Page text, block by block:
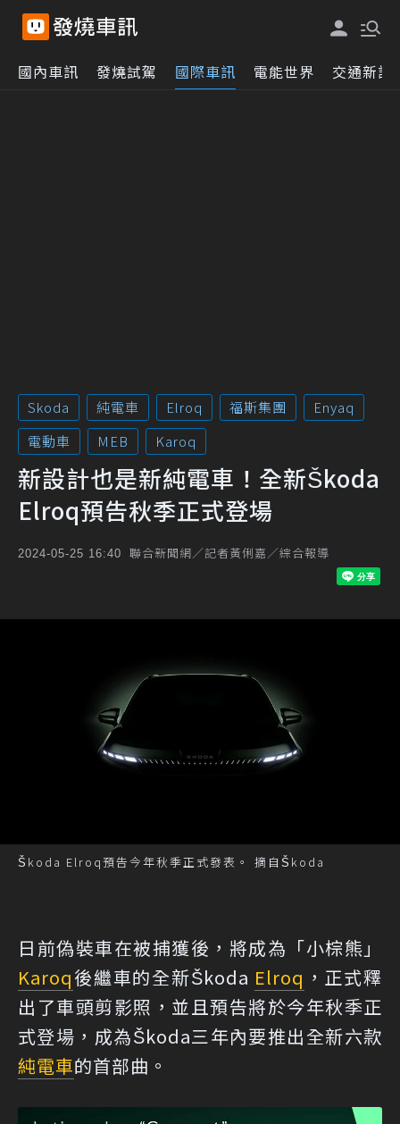
國內車訊 發燒試駕 國際車訊 電能世界 交通新訊
Skoda 純電車 Elroq 福斯集團
Enyaq
電動車
MEB Karoq
新設計也是新純電車！全新Škoda
Elroq預告秋季正式登場
2024-05-25 16:40 聯合新聞網／記者黃俐嘉／綜合報導
Škoda Elroq預告今年秋季正式發表。 摘自Škoda
日前偽裝車在被捕獲後，將成為「小棕熊」
Karoq後繼車的全新Škoda Elroq ，正式釋
出了車頭剪影照，並且預告將於今年秋季正
式登場，成為Škoda三年內要推出全新六款
純電車的首部曲。